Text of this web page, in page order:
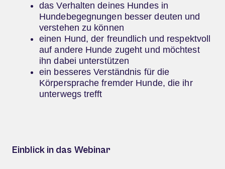
das Verhalten deines Hundes in
Hundebegegnungen besser deuten und
verstehen zu können
einen Hund, der freundlich und respektvoll
auf andere Hunde zugeht und möchtest
ihn dabei unterstützen
ein besseres Verständnis für die
Körpersprache fremder Hunde, die ihr
unterwegs trefft
Einblick in das Webinar